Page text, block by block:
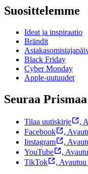
Suosittelemme
Ideat ja inspiraatio
Brändit
Black Friday
Cyber Monday
Apple-uutuudet
Seuraa Prismaa
Tilaa uutiskirje ,
Facebook
,
Instagram
,
YouTube
,
TikTok
, Avautuu